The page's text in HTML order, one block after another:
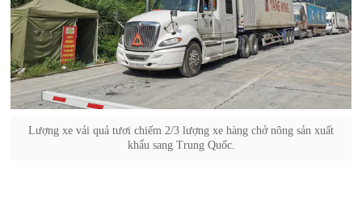
Lượng xe vải quả tươi chiếm 2/3 lượng xe hàng chở nông sản xuất
khẩu sang Trung Quốc.